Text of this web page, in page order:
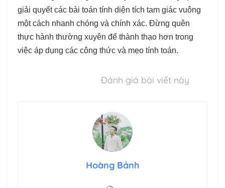
giải quyết các bài toán tính diện tích tam giác vuông
một cách nhanh chóng và chính xác. Đừng quên
thực hành thường xuyên để thành thạo hơn trong
việc áp dụng các công thức và mẹo tính toán.
Đánh giá bài viết này
Hoàng Bảnh